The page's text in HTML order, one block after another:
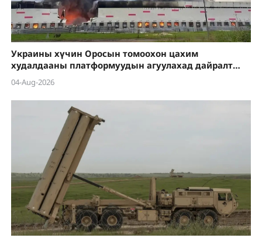
Украины хүчин Оросын томоохон цахим
худалдааны платформуудын агуулахад дайралт
хийсээр байна
04-Aug-2026